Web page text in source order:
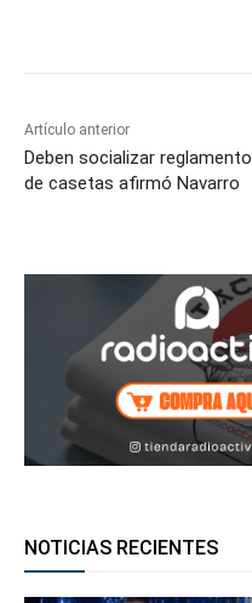
Artículo anterior
Deben socializar reglamento
de casetas afirmó Navarro
NOTICIAS RECIENTES